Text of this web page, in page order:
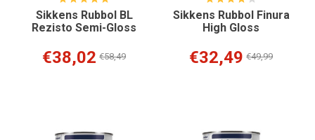
Sikkens Rubbol BL
Rezisto Semi-Gloss
€38,02 €58,49
Sikkens Rubbol Finura
High Gloss
€32,49 €49,99